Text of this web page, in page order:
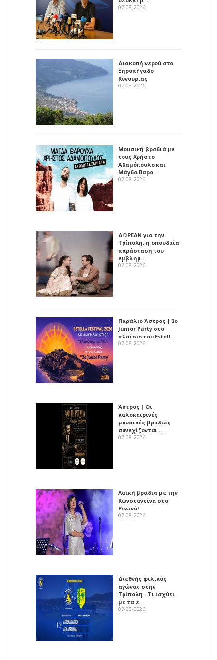
07-08-2026
Διακοπή νερού στο
Ξηροπήγαδο
Κυνουρίας
07-08-2026
Μουσική βραδιά με
τους Χρήστο
Αδαμόπουλο και
Μάγδα Βαρο…
07-08-2026
ΔΩΡΕΑΝ για την
Τρίπολη, η σπουδαία
παράσταση του
εμβλημ…
07-08-2026
Παράλιο Άστρος | 2ο
Junior Party στο
πλαίσιο του Estell…
07-08-2026
Άστρος | Οι
καλοκαιρινές
μουσικές βραδιές
συνεχίζονται …
07-08-2026
Λαϊκή βραδιά με την
Κωνσταντίνα στο
Ροεινό!
07-08-2026
Διεθνής φιλικός
αγώνας στην
Τρίπολη - Τι ισχύει
με τα ε…
07-08-2026